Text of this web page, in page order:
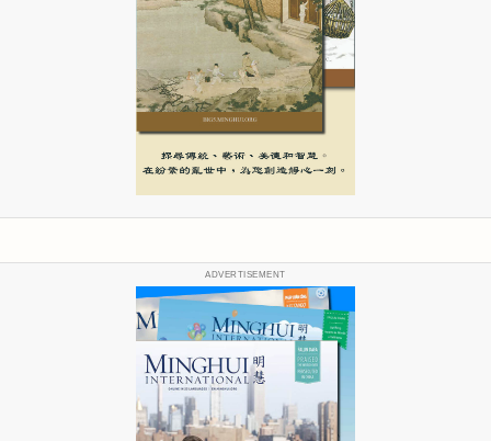
ADVERTISEMENT